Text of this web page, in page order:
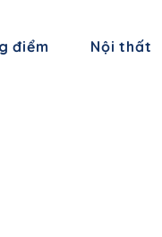
điểm Nội thất